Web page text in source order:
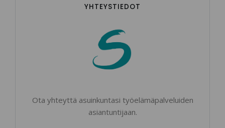
YHTEYSTIEDOT
Ota yhteyttä asuinkuntasi työelämäpalveluiden
asiantuntijaan.